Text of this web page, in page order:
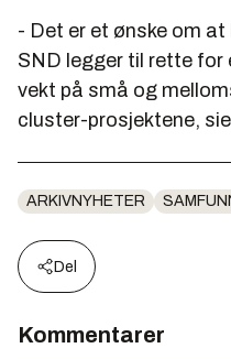
- Det er et ønske om
SND legger til rette for
vekt på små og
cluster-prosjektene,
ARKIVNYHETER
Del
Kommentarer